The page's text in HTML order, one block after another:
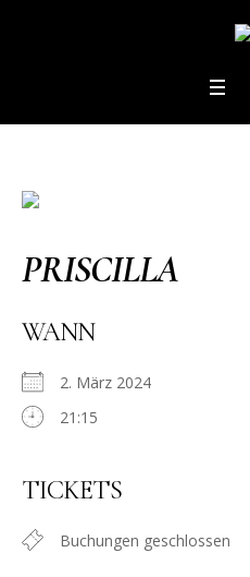
PRISCILLA
WANN
2. März 2024
21:15
TICKETS
Buchungen geschlossen